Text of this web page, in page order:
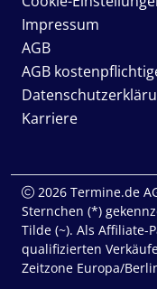
Impressum
AGB
AGB
Karriere
2026 Termine.de
Sternchen (*)
Tilde (~). Als
qualifizierten
Zeitzone Europa/